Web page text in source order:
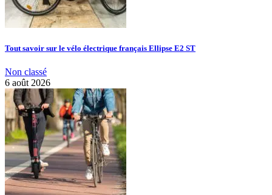
Tout savoir sur le vélo électrique français Ellipse E2 ST
Non classé
6 août 2026